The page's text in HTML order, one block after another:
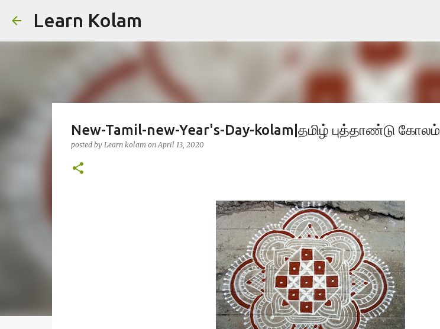
Learn Kolam
New-Tamil-new-Year's-Day-kolam|தமிழ் புத்தாண்டு கோலம்
posted by Learn kolam onApril 13, 2020